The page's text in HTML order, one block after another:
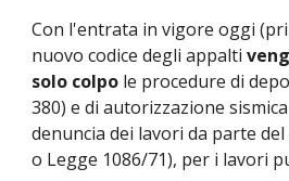
Con l'entrata in vigore oggi
nuovo codice degli appalti
solo colpo le procedure di
380) e di autorizzazione
denuncia dei lavori da parte
o Legge 1086/71), per i lavori